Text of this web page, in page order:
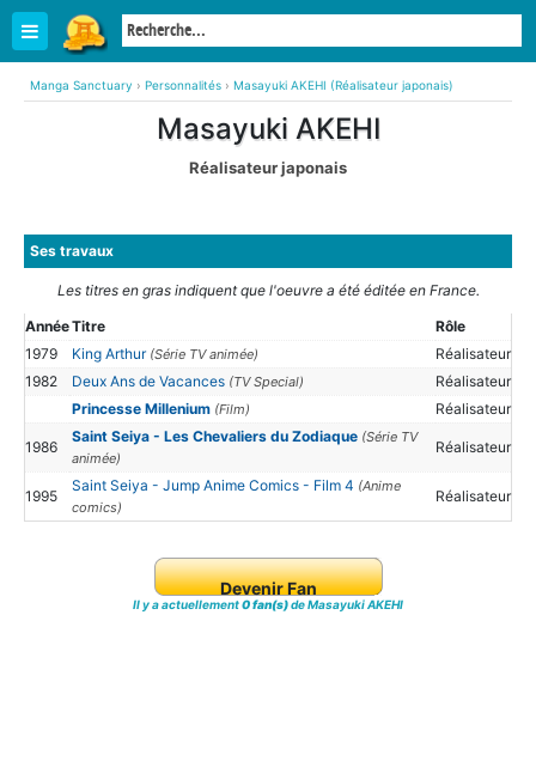
Manga Sanctuary › Personnalités › Masayuki AKEHI (Réalisateur japonais)
Masayuki AKEHI
Réalisateur japonais
Ses travaux
Les titres en gras indiquent que l'oeuvre a été éditée en France.
AnnéeTitre
Rôle
1979
King Arthur (Série TV animée)
Réalisateur
1982
Deux Ans de Vacances (TV Special)
Réalisateur
Princesse Millenium (Film) Réalisateur
1986
Saint Seiya - Les Chevaliers du Zodiaque (Série TV
animée)
Réalisateur
1995
Saint Seiya - Jump Anime Comics - Film 4 (Anime
comics)
Réalisateur
Devenir Fan
Il y a actuellement0 fan(s)de Masayuki AKEHI